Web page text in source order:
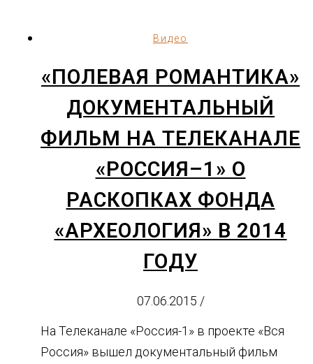
Видео
«ПОЛЕВАЯ РОМАНТИКА»
ДОКУМЕНТАЛЬНЫЙ
ФИЛЬМ НА ТЕЛЕКАНАЛЕ
«РОССИЯ–1» О
РАСКОПКАХ ФОНДА
«АРХЕОЛОГИЯ» В 2014
ГОДУ
07.06.2015 /
На Телеканале «Россия-1» в проекте «Вся
Россия» вышел документальный фильм